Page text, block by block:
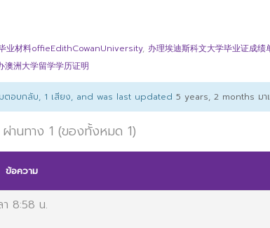
业材料offieEdithCowanUniversity, 办理埃迪斯科文大学毕业证成绩
洲大学留学学历证明
อบกลับ, 1 เสียง, and was last updated 5 years, 2 months มา
านทาง 1 (ของทั้งหมด 1)
ข้อความ
8:58 น.